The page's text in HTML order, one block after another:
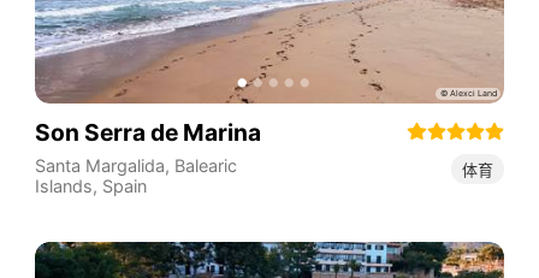
Son Serra de Marina
Santa Margalida, Balearic
Islands, Spain
体育